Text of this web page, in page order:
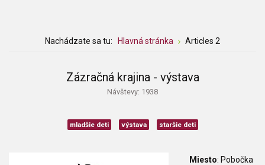
Nachádzate sa tu: Hlavná stránka Articles 2
Zázračná krajina - výstava
Návštevy: 1938
mladšie deti výstava staršie deti
Miesto: Pobočka